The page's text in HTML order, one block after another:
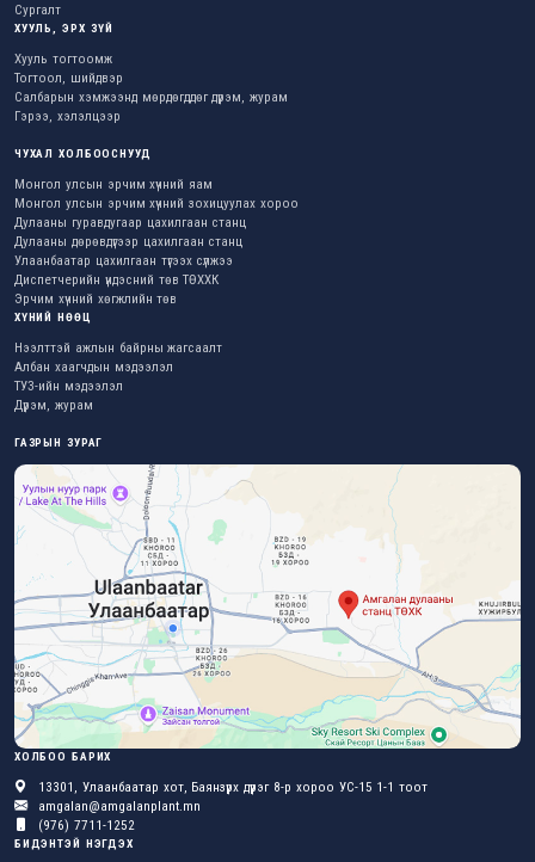
Сургалт
ХУУЛЬ, ЭРХ ЗҮЙ
Хууль тогтоомж
Тогтоол, шийдвэр
Салбарын хэмжээнд мөрдөгддөг дүрэм, журам
Гэрээ, хэлэлцээр
ЧУХАЛ ХОЛБООСНУУД
Монгол улсын эрчим хүчний яам
Монгол улсын эрчим хүчний зохицуулах хороо
Дулааны гуравдугаар цахилгаан станц
Дулааны дөрөвдүгээр цахилгаан станц
Улаанбаатар цахилгаан түгээх сүлжээ
Диспетчерийн үндэсний төв ТӨХХК
Эрчим хүчний хөгжлийн төв
ХҮНИЙ НӨӨЦ
Нээлттэй ажлын байрны жагсаалт
Албан хаагчдын мэдээлэл
ТУЗ-ийн мэдээлэл
Дүрэм, журам
ГАЗРЫН ЗУРАГ
ХОЛБОО БАРИХ
13301, Улаанбаатар хот, Баянзүрх дүүрэг 8-р хороо УС-15 1-1 тоот
amgalan@amgalanplant.mn
(976) 7711-1252
БИДЭНТЭЙ НЭГДЭХ